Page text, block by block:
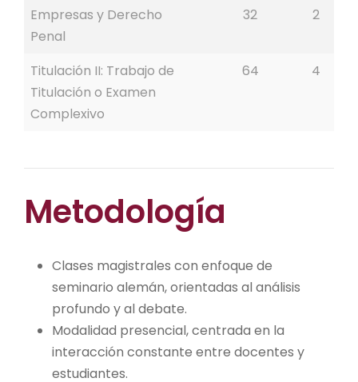
Empresas y Derecho
Penal
32 2
Titulación II: Trabajo de
Titulación o Examen
Complexivo
64 4
Metodología
Clases magistrales con enfoque de
seminario alemán, orientadas al análisis
profundo y al debate.
Modalidad presencial, centrada en la
interacción constante entre docentes y
estudiantes.